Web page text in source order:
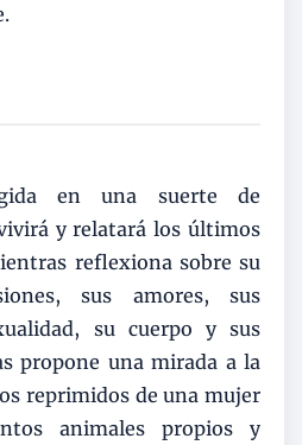
en una suerte de
y relatará los últimos
reflexiona sobre su
sus amores, sus
su cuerpo y sus
propone una mirada a la
reprimidos de una mujer
animales propios y